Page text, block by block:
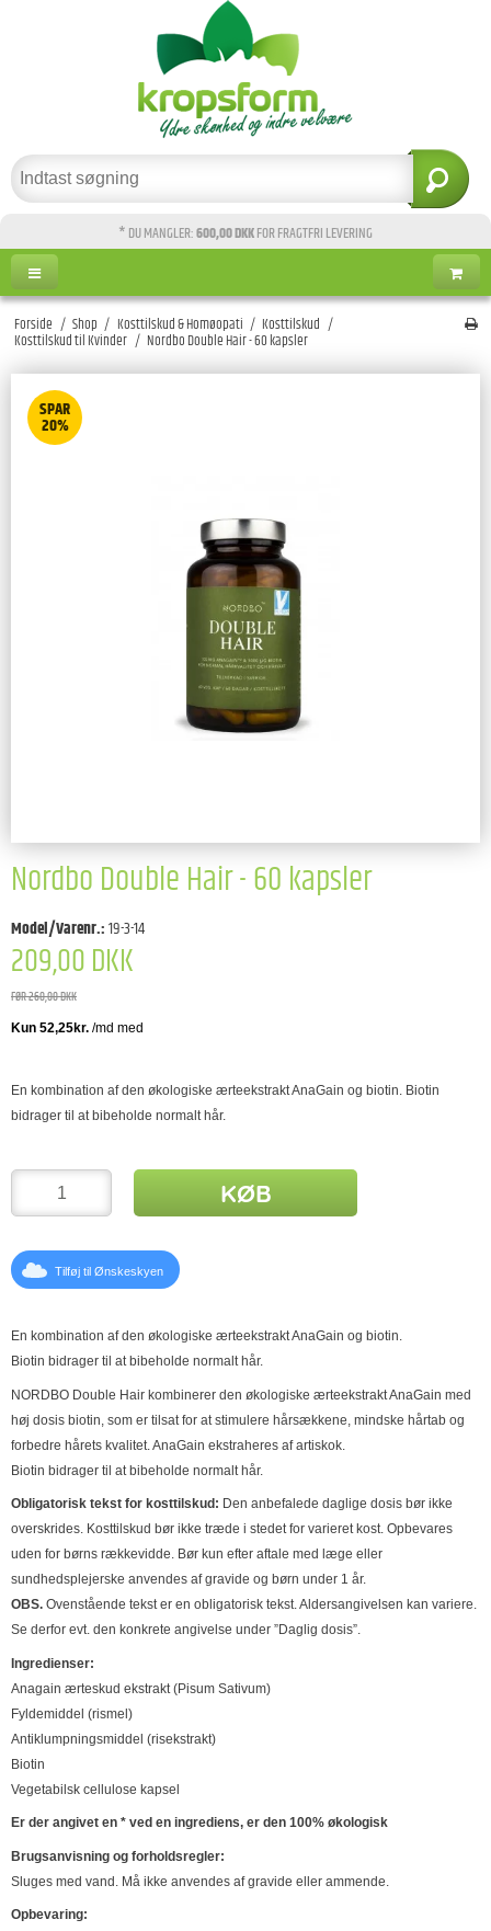
* DU MANGLER:600,00 DKKFOR FRAGTFRI LEVERING
Forside / Shop / Kosttilskud & Homøopati / Kosttilskud /
Kosttilskud til Kvinder / Nordbo Double Hair - 60 kapsler
SPAR
20%
Nordbo Double Hair - 60 kapsler
Model/Varenr.:19-3-14
209,00 DKK
FØR 260,00 DKK
En kombination af den økologiske ærteekstrakt AnaGain og biotin. Biotin
bidrager til at bibeholde normalt hår.
KØB
Tilføj til Ønskeskyen
En kombination af den økologiske ærteekstrakt AnaGain og biotin.
Biotin bidrager til at bibeholde normalt hår.
NORDBO Double Hair kombinerer den økologiske ærteekstrakt AnaGain med
høj dosis biotin, som er tilsat for at stimulere hårsækkene, mindske hårtab og
forbedre hårets kvalitet. AnaGain ekstraheres af artiskok.
Biotin bidrager til at bibeholde normalt hår.
Obligatorisk tekst for kosttilskud: Den anbefalede daglige dosis bør ikke
overskrides. Kosttilskud bør ikke træde i stedet for varieret kost. Opbevares
uden for børns rækkevidde. Bør kun efter aftale med læge eller
sundhedsplejerske anvendes af gravide og børn under 1 år.
OBS. Ovenstående tekst er en obligatorisk tekst. Aldersangivelsen kan variere.
Se derfor evt. den konkrete angivelse under ”Daglig dosis”.
Ingredienser:
Anagain ærteskud ekstrakt (Pisum Sativum)
Fyldemiddel (rismel)
Antiklumpningsmiddel (risekstrakt)
Biotin
Vegetabilsk cellulose kapsel
Er der angivet en * ved en ingrediens, er den 100% økologisk
Brugsanvisning og forholdsregler:
Sluges med vand. Må ikke anvendes af gravide eller ammende.
Opbevaring: